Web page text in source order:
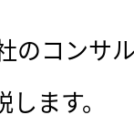
のコンサ
ます。